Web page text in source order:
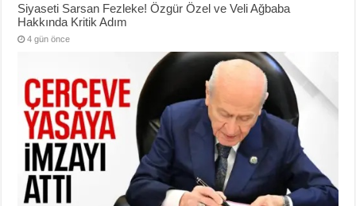
Siyaseti Sarsan Fezleke! Özgür Özel ve Veli Ağbaba
Hakkında Kritik Adım
4 gün önce